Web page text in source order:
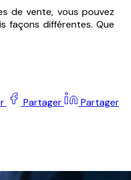
de vente, vous pouvez
façons différentes. Que
Partager
Partager